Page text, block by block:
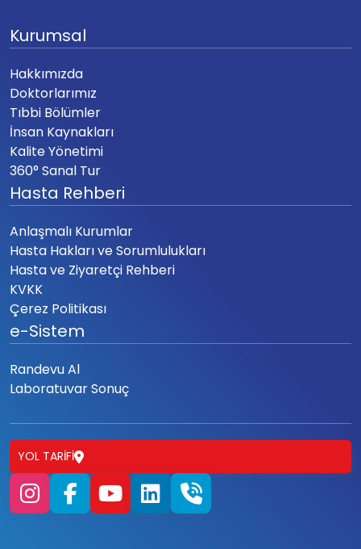
Kurumsal
Hakkımızda
Doktorlarımız
Tıbbi Bölümler
İnsan Kaynakları
Kalite Yönetimi
360° Sanal Tur
Hasta Rehberi
Anlaşmalı Kurumlar
Hasta Hakları ve Sorumlulukları
Hasta ve Ziyaretçi Rehberi
KVKK
Çerez Politikası
e-Sistem
Randevu Al
Laboratuvar Sonuç
YOL TARIFI